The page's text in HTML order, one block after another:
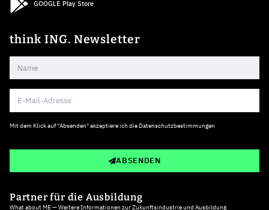
GOOGLE Play Store
think ING. Newsletter
Mit dem Klick auf "Absenden" akzeptiere ich die Datenschutzbestimmungen
ABSENDEN
Partner für die Ausbildung
What about ME — Weitere Informationen zur Zukunftsindustrie und Ausbildung